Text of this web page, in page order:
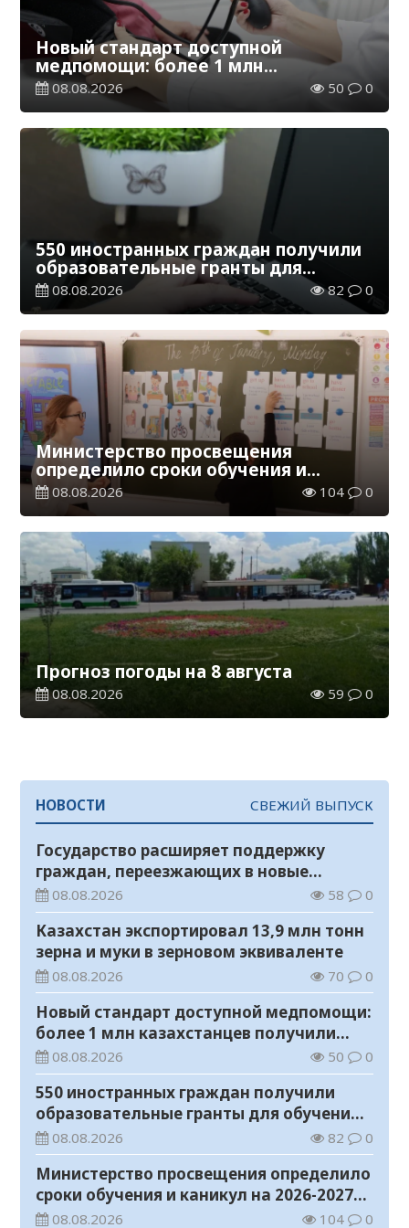
Новый стандарт доступной
медпомощи: более 1 млн
казахстанцев получили
телемедицинские услуги
08.08.2026 50 0
550 иностранных граждан получили
образовательные гранты для
обучения в Казахстане
08.08.2026 82 0
Министерство просвещения
определило сроки обучения и
каникул на 2026-2027 учебный год
08.08.2026 104 0
Прогноз погоды на 8 августа
08.08.2026 59 0
НОВОСТИ СВЕЖИЙ ВЫПУСК
Государство расширяет поддержку
граждан, переезжающих в новые
регионы для работы
08.08.2026 58 0
Казахстан экспортировал 13,9 млн тонн
зерна и муки в зерновом эквиваленте
08.08.2026 70 0
Новый стандарт доступной медпомощи:
более 1 млн казахстанцев получили
телемедицинские услуги
08.08.2026 50 0
550 иностранных граждан получили
образовательные гранты для обучения в
Казахстане
08.08.2026 82 0
Министерство просвещения определило
сроки обучения и каникул на 2026-2027
учебный год
08.08.2026 104 0